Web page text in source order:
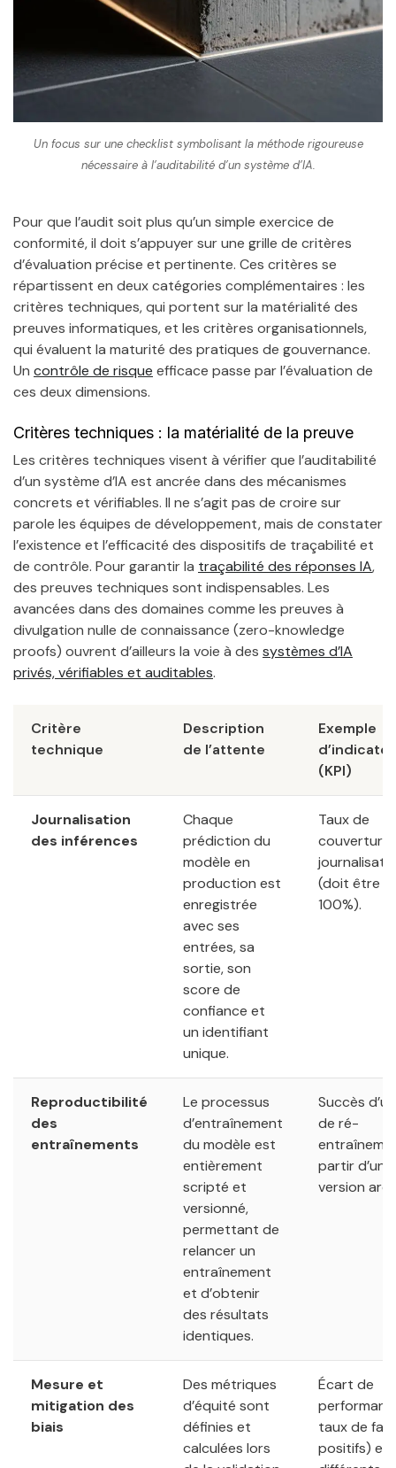
Un focus sur une checklist symbolisant la méthode rigoureuse
nécessaire à l’auditabilité d’un système d’IA.
Pour que l’audit soit plus qu’un simple exercice de
conformité, il doit s’appuyer sur une grille de critères
d’évaluation précise et pertinente. Ces critères se
répartissent en deux catégories complémentaires : les
critères techniques, qui portent sur la matérialité des
preuves informatiques, et les critères organisationnels,
qui évaluent la maturité des pratiques de gouvernance.
Un contrôle de risque efficace passe par l’évaluation de
ces deux dimensions.
Critères techniques : la matérialité de la preuve
Les critères techniques visent à vérifier que l’auditabilité
d’un système d’IA est ancrée dans des mécanismes
concrets et vérifiables. Il ne s’agit pas de croire sur
parole les équipes de développement, mais de constater
l’existence et l’efficacité des dispositifs de traçabilité et
de contrôle. Pour garantir la traçabilité des réponses IA,
des preuves techniques sont indispensables. Les
avancées dans des domaines comme les preuves à
divulgation nulle de connaissance (zero-knowledge
proofs) ouvrent d’ailleurs la voie à des systèmes d’IA
privés, vérifiables et auditables.
Critère
technique
Description
de l’attente
Exemple
(KPI)
Journalisation
des inférences
Chaque
prédiction du
modèle en
production est
enregistrée
avec ses
entrées, sa
sortie, son
score de
confiance et
un identifiant
unique.
Taux de
couverture
(doit être
100%).
Reproductibilité
des
entraînements
Le processus
d’entraînement
du modèle est
entièrement
scripté et
versionné,
permettant de
relancer un
entraînement
et d’obtenir
des résultats
identiques.
Succès
de ré-
partir d’une
version
Mesure et
mitigation des
biais
Des métriques
d’équité sont
définies et
calculées lors
Écart de
taux de
positifs)